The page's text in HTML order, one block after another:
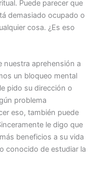
Puede parecer que
demasiado ocupado o
cosa. ¿Es eso
nuestra aprehensión a
un bloqueo mental
pido su dirección o
problema
eso, también puede
le digo que
beneficios a su vida
conocido de estudiar la